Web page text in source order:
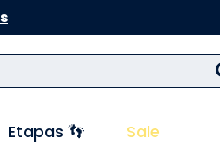
Etapas 👣 Sale